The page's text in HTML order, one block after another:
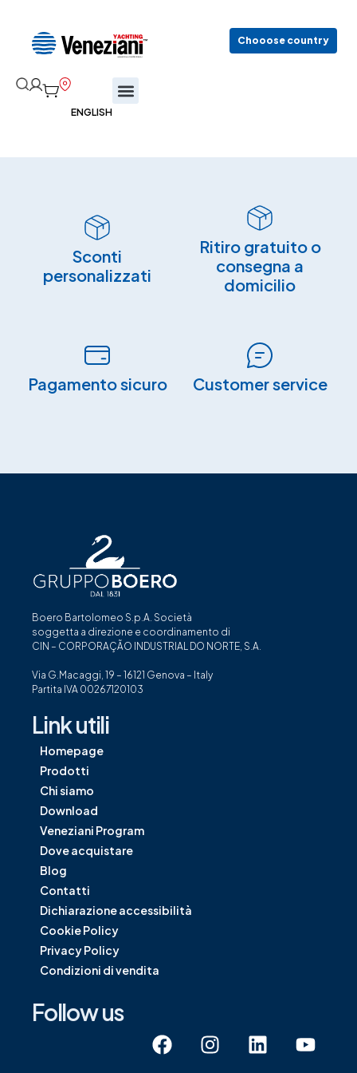
Chooose country
Sconti
personalizzati
Ritiro gratuito o
consegna a
domicilio
Pagamento sicuro​ Customer service
Boero Bartolomeo S.p.A. Società
soggetta a direzione e coordinamento di
CIN – CORPORAÇÃO INDUSTRIAL DO NORTE, S.A.
Via G.Macaggi, 19 – 16121 Genova – Italy
Partita IVA 00267120103
Link utili
Homepage
Prodotti
Chi siamo
Download
Veneziani Program
Dove acquistare
Blog
Contatti
Dichiarazione accessibilità
Cookie Policy
Privacy Policy
Condizioni di vendita
Follow us